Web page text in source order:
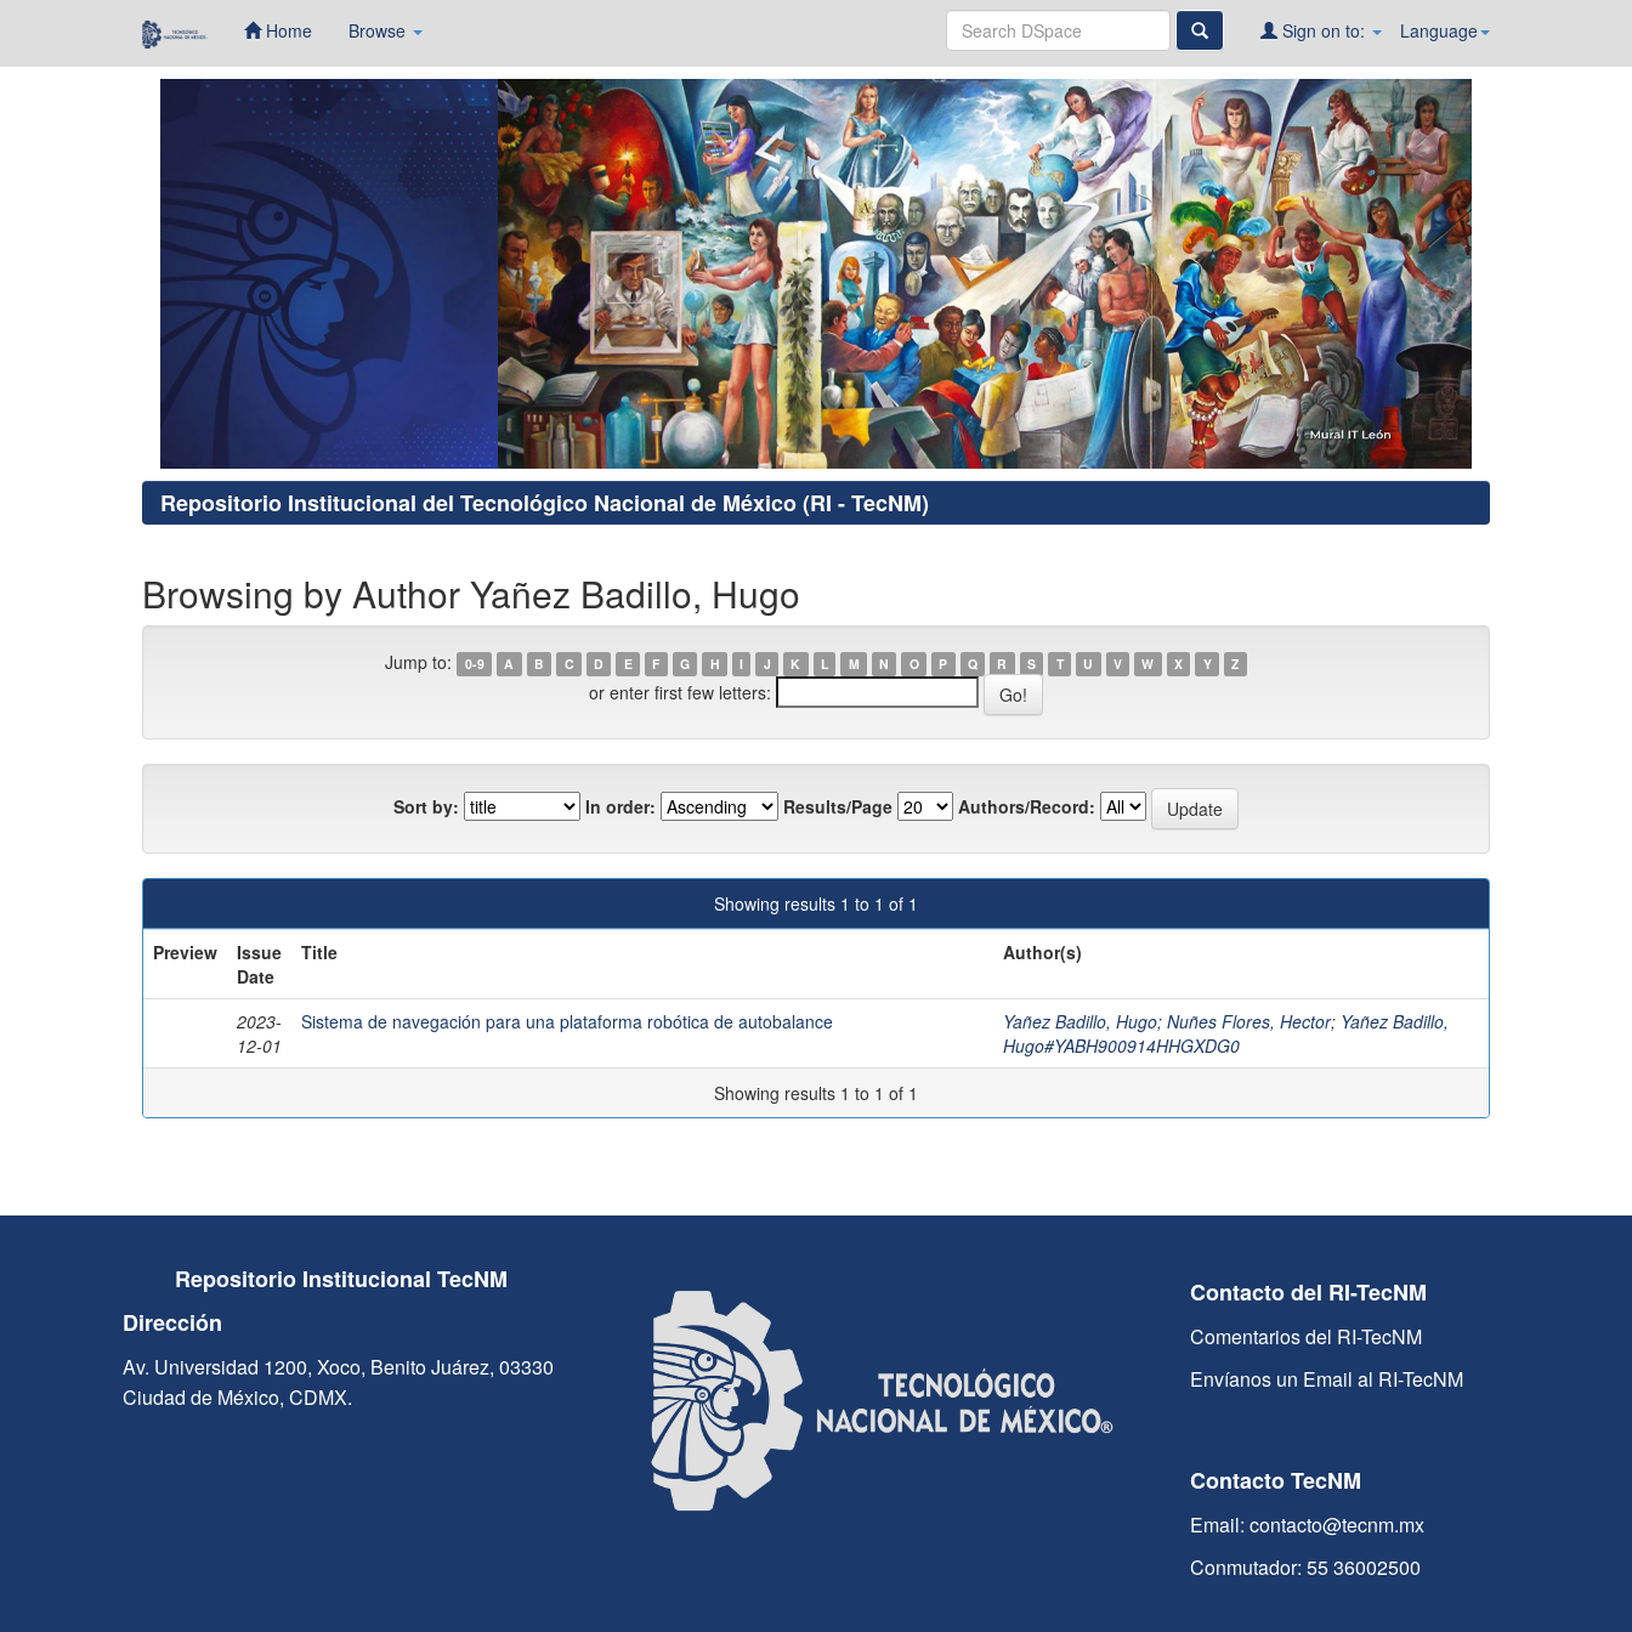
Home Browse Language
Sign on to:
Repositorio Institucional del Tecnológico Nacional de México (RI - TecNM)
Browsing by Author Yañez Badillo, Hugo
Jump to: 0-9 A B C D E F G H I J K L M N O P Q R S T U V W X Y Z
or enter first few letters:
Sort by: In order: Results/Page Authors/Record:
Showing results 1 to 1 of 1
Preview
Issue
Date
Title Author(s)
2023-
12-01
Sistema de navegación para una plataforma robótica de autobalance Yañez Badillo, Hugo; Nuñes Flores, Hector; Yañez Badillo,
Hugo#YABH900914HHGXDG0
Showing results 1 to 1 of 1
Repositorio Institucional TecNM
Dirección
Av. Universidad 1200, Xoco, Benito Juárez, 03330
Ciudad de México, CDMX.
Contacto del RI-TecNM
Comentarios del RI-TecNM
Envíanos un Email al RI-TecNM
Contacto TecNM
Email: contacto@tecnm.mx
Conmutador: 55 36002500